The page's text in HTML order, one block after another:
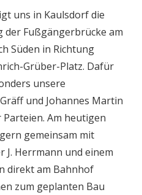
uns in Kaulsdorf die
Fußgängerbrücke am
Süden in Richtung
Grüber-Platz. Dafür
unsere
und Johannes Martin
Am heutigen
gemeinsam mit
J. Herrmann und einem
direkt am Bahnhof
zum geplanten Bau